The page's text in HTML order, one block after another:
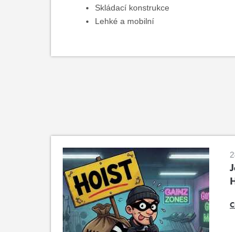
Skládací konstrukce
Lehké a mobilní